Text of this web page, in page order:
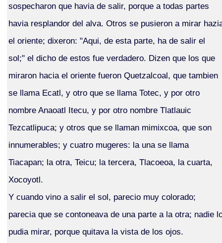
sospecharon que havia de salir, porque a todas partes
havia resplandor del alva. Otros se pusieron a mirar
el oriente; dixeron: "Aqui, de esta parte, ha de salir el
sol;" el dicho de estos fue verdadero. Dizen que los que
miraron hacia el oriente fueron Quetzalcoal, que tambien
se llama Ecatl, y otro que se llama Totec, y por otro
nombre Anaoatl Itecu, y por otro nombre Tlatlauic
Tezcatlipuca; y otros que se llaman mimixcoa, que son
innumerables; y cuatro mugeres: la una se llama
Tiacapan; la otra, Teicu; la tercera, Tlacoeoa, la cuarta,
Xocoyotl.
Y cuando vino a salir el sol, parecio muy colorado;
parecia que se contoneava de una parte a la otra; nadie
pudia mirar, porque quitava la vista de los ojos.